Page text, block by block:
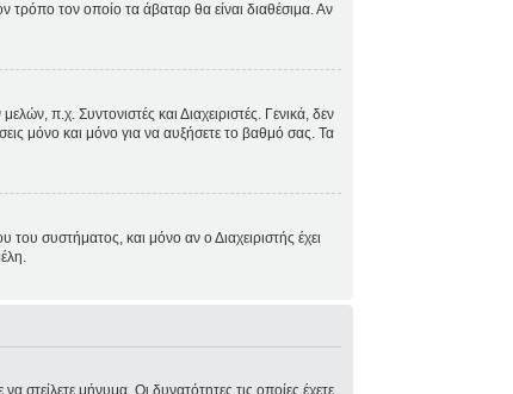
τρόπο τον οποίο τα άβαταρ θα είναι διαθέσιμα. Αν
π.χ. Συντονιστές και Διαχειριστές. Γενικά, δεν
μόνο και μόνο για να αυξήσετε το βαθμό σας. Τα
συστήματος, και μόνο αν ο Διαχειριστής έχει
στείλετε μήνυμα. Οι δυνατότητες τις οποίες έχετε